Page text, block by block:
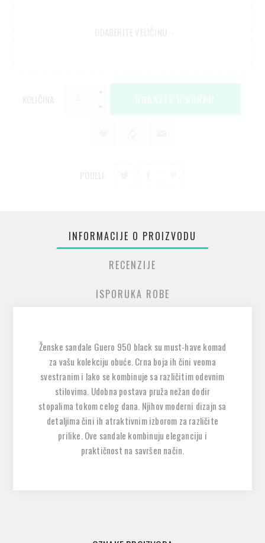
INFORMACIJE O PROIZVODU
RECENZIJE
ISPORUKA ROBE
Ženske sandale Guero 950 black su must-have komad
za vašu kolekciju obuće. Crna boja ih čini veoma
svestranim i lako se kombinuje sa različitim odevnim
stilovima. Udobna postava pruža nežan dodir
stopalima tokom celog dana. Njihov moderni dizajn sa
detaljima čini ih atraktivnim izborom za različite
prilike. Ove sandale kombinuju eleganciju i
praktičnost na savršen način.